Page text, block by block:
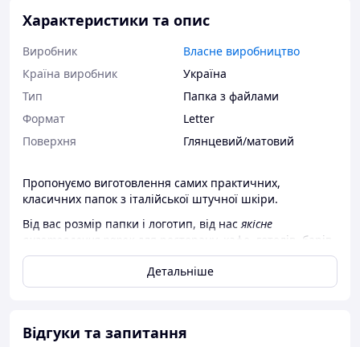
Характеристики та опис
Виробник
Власне виробництво
Країна виробник
Україна
Тип
Папка з файлами
Формат
Letter
Поверхня
Глянцевий/матовий
Пропонуємо виготовлення самих практичних,
класичних папок з італійської штучної шкіри.
Від вас розмір папки і логотип, від нас якісне
для ресторану, кафе, готелів, барів
чи для Вас особисто.
У комплекті до великих папок завжди є можливість
Замовляйте!
Детальніше
Відгуки та запитання